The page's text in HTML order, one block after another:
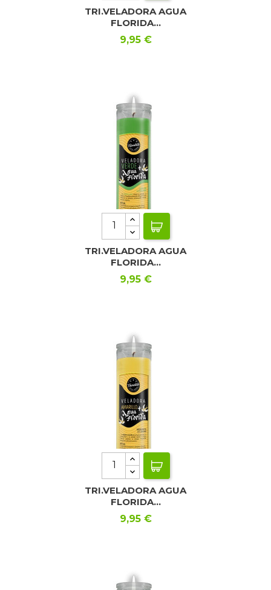
TRI.VELADORA AGUA
FLORIDA...
Precio
9,95 €
TRI.VELADORA AGUA
FLORIDA...
Precio
9,95 €
TRI.VELADORA AGUA
FLORIDA...
Precio
9,95 €